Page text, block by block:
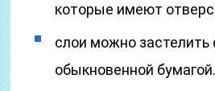
которые имеют
слои можно застелить
обыкновенной бумагой.